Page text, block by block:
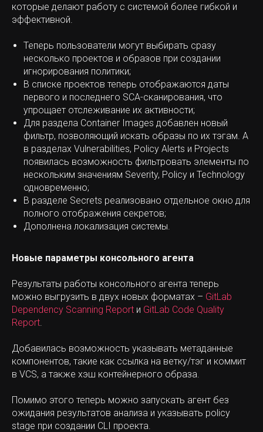
которые делают работу с системой более гибкой и
эффективной.
Теперь пользователи могут выбирать сразу
несколько проектов и образов при создании
игнорирования политики;
В списке проектов теперь отображаются даты
первого и последнего SCA-сканирования, что
упрощает отслеживание их активности;
Для раздела Container Images добавлен новый
фильтр, позволяющий искать образы по их тэгам. А
в разделах Vulnerabilities, Policy Alerts и Projects
появилась возможность фильтровать элементы по
нескольким значениям Severity, Policy и Technology
одновременно;
В разделе Secrets реализовано отдельное окно для
полного отображения секретов;
Дополнена локализация системы.
Новые параметры консольного агента
Результаты работы консольного агента теперь
можно выгрузить в двух новых форматах – GitLab
Dependency Scanning Report и GitLab Code Quality
Report
Добавилась возможность указывать метаданные
компонентов, такие как ссылка на ветку/тэг и коммит
в VCS, а также хэш контейнерного образа.
Помимо этого теперь можно запускать агент без
ожидания результатов анализа и указывать policy
stage при создании CLI проекта.